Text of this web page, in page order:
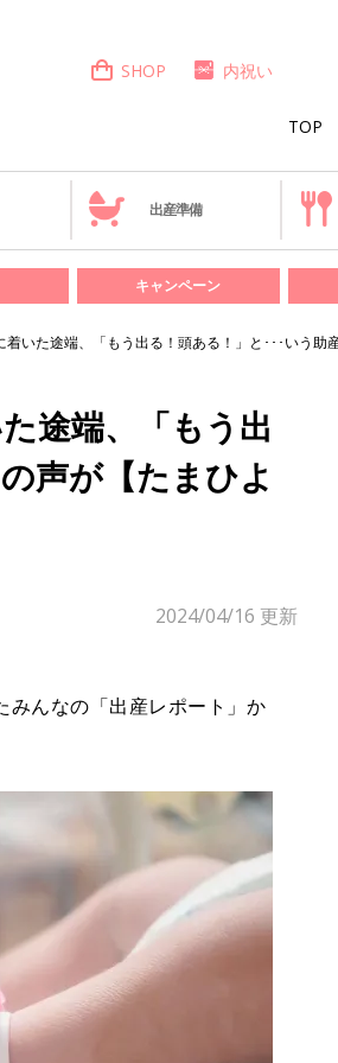
TOP
SHOP 内祝い
出産準備
キャンペーン
いた途端、「もう出る！頭ある！」と･･･いう助
途端、「もう出
声が【たまひよ
2024/04/16 更新
みんなの「出産レポート」か